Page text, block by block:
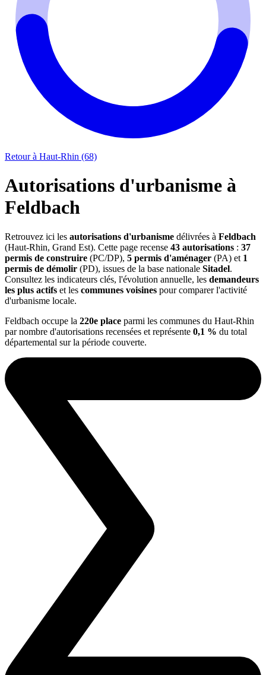
Retour à Haut-Rhin (68)
Autorisations d'urbanisme à
Feldbach
Retrouvez ici les autorisations d'urbanisme délivrées à Feldbach
(Haut-Rhin, Grand Est). Cette page recense 43 autorisations : 37
permis de construire (PC/DP), 5 permis d'aménager (PA) et 1
permis de démolir (PD), issues de la base nationale Sitadel.
Consultez les indicateurs clés, l'évolution annuelle, les demandeurs
les plus actifs et les communes voisines pour comparer l'activité
d'urbanisme locale.
Feldbach occupe la 220e place parmi les communes du Haut-Rhin
par nombre d'autorisations recensées et représente 0,1 % du total
départemental sur la période couverte.